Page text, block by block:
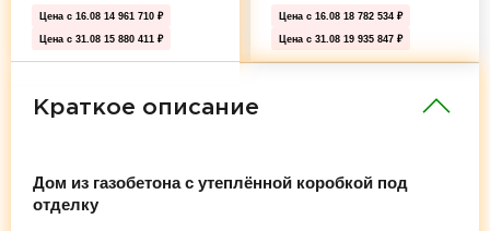
Цена с 16.08 14 961 710 ₽
Цена с 31.08 15 880 411 ₽
Цена с 16.08 18 782 534 ₽
Цена с 31.08 19 935 847 ₽
Краткое описание
Дом из газобетона с утеплённой коробкой под
отделку